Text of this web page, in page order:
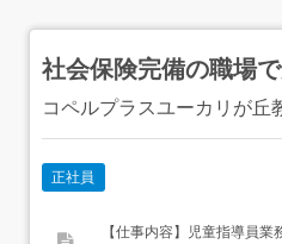
社会保険完備の職場
コペルプラスユーカリが丘
正社員
【仕事内容】児童指導員